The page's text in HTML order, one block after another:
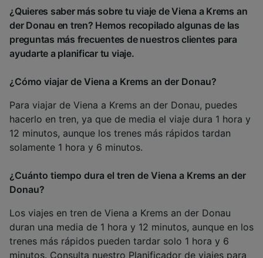
¿Quieres saber más sobre tu viaje de Viena a Krems an
der Donau en tren? Hemos recopilado algunas de las
preguntas más frecuentes de nuestros clientes para
ayudarte a planificar tu viaje.
¿Cómo viajar de Viena a Krems an der Donau?
Para viajar de Viena a Krems an der Donau, puedes
hacerlo en tren, ya que de media el viaje dura 1 hora y
12 minutos, aunque los trenes más rápidos tardan
solamente 1 hora y 6 minutos.
¿Cuánto tiempo dura el tren de Viena a Krems an der
Donau?
Los viajes en tren de Viena a Krems an der Donau
duran una media de 1 hora y 12 minutos, aunque en los
trenes más rápidos pueden tardar solo 1 hora y 6
minutos. Consulta nuestro Planificador de viajes para